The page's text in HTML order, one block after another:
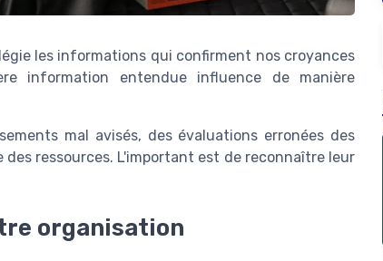
les informations qui confirment nos croyances
information entendue influence de manière
mal avisés, des évaluations erronées des
ressources. L'important est de reconnaître leur
organisation